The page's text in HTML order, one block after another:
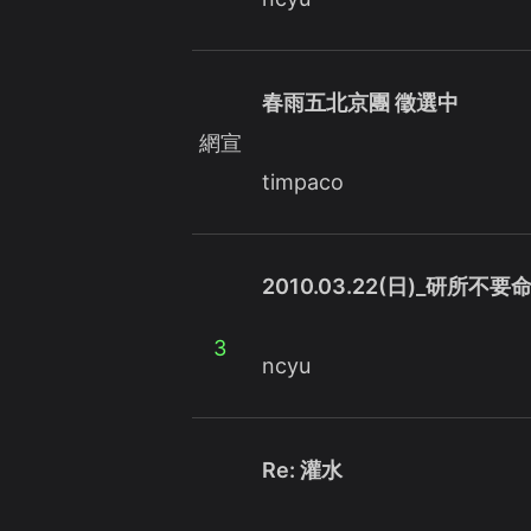
網宣
春雨五北京團 徵選中
timpaco
3
2010.03.22(日)_研所不要
ncyu
Re: 灌水